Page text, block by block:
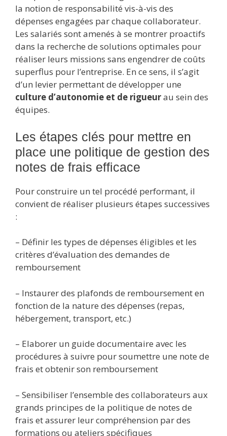
la notion de responsabilité vis-à-vis des
dépenses engagées par chaque collaborateur.
Les salariés sont amenés à se montrer proactifs
dans la recherche de solutions optimales pour
réaliser leurs missions sans engendrer de coûts
superflus pour l’entreprise. En ce sens, il s’agit
d’un levier permettant de développer une
culture d’autonomie et de rigueurau sein des
équipes.
Les étapes clés pour mettre en
place une politique de gestion des
notes de frais efficace
Pour construire un tel procédé performant, il
convient de réaliser plusieurs étapes successives
:
– Définir les types de dépenses éligibles et les
critères d’évaluation des demandes de
remboursement
– Instaurer des plafonds de remboursement en
fonction de la nature des dépenses (repas,
hébergement, transport, etc.)
– Elaborer un guide documentaire avec les
procédures à suivre pour soumettre une note de
frais et obtenir son remboursement
– Sensibiliser l’ensemble des collaborateurs aux
grands principes de la politique de notes de
frais et assurer leur compréhension par des
formations ou ateliers spécifiques